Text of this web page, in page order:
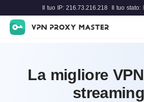
Il tuo IP: 216.73.216.218 Il tuo stato:
La migliore
streaming